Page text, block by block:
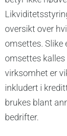
oversikt over
omsettes. Slike
omsettes
virksomhet er
inkludert i
brukes blant
bedrifter.